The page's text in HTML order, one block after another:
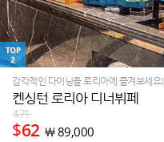
TOP
2
감각적인 다이닝을 로리아에 즐겨보세요!
켄싱턴 로리아 디너뷔페
$71
$62 ￦89,000